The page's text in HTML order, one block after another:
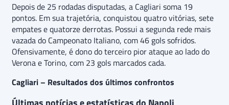
Depois de 25 rodadas disputadas, a Cagliari soma 19
pontos. Em sua trajetória, conquistou quatro vitórias, sete
empates e quatorze derrotas. Possui a segunda rede mais
vazada do Campeonato Italiano, com 46 gols sofridos.
Ofensivamente, é dono do terceiro pior ataque ao lado do
Verona e Torino, com 23 gols marcados cada.
Cagliari – Resultados dos últimos confrontos